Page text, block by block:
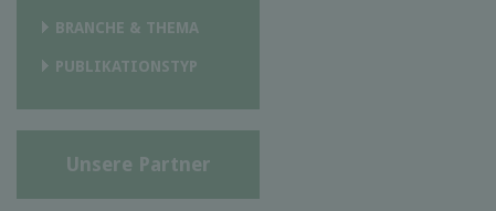
BRANCHE & THEMA
PUBLIKATIONSTYP
Unsere Partner